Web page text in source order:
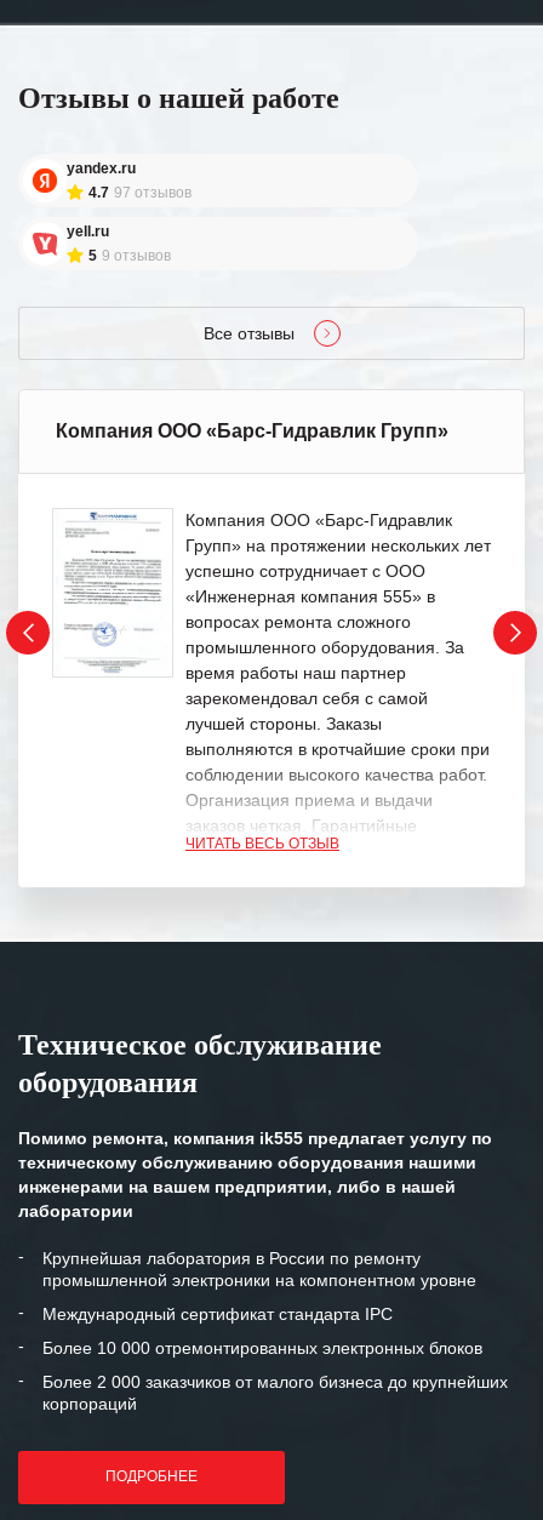
Отзывы о нашей работе
yandex.ru
4.7 97 отзывов
yell.ru
5 9 отзывов
Все отзывы
Компания ООО «Барс-Гидравлик Групп»
Компания ООО «Барс-Гидравлик
Групп» на протяжении нескольких лет
успешно сотрудничает с ООО
«Инженерная компания 555» в
вопросах ремонта сложного
промышленного оборудования. За
время работы наш партнер
зарекомендовал себя с самой
лучшей стороны. Заказы
выполняются в кротчайшие сроки при
соблюдении высокого качества работ.
Организация приема и выдачи
заказов четкая. Гарантийные
обязательства выполняются в
Особенно хочется отметить высокую
клиентоориентированность
готовность помочь в самых сложных
Мы высоко ценим сложившиеся
и доверительные партнерские
отношения и искренне желаем
«Инженерной компании «555» долгих
лет успеха и процветания.
ЧИТАТЬ ВЕСЬ ОТЗЫВ
Техническое обслуживание
оборудования
Помимо ремонта, компания ik555 предлагает услугу по
техническому обслуживанию оборудования нашими
инженерами на вашем предприятии, либо в нашей
лаборатории
Крупнейшая лаборатория в России по ремонту
промышленной электроники на компонентном уровне
Международный сертификат стандарта IPC
Более 10 000 отремонтированных электронных блоков
Более 2 000 заказчиков от малого бизнеса до крупнейших
корпораций
ПОДРОБНЕЕ